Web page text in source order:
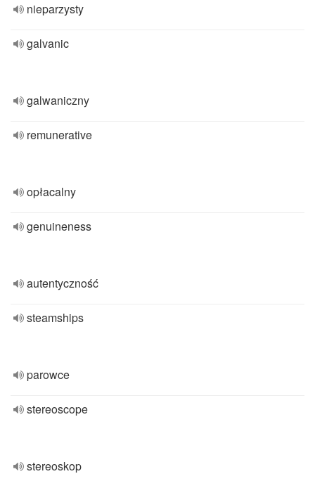
nieparzysty
galvanic
galwaniczny
remunerative
opłacalny
genuineness
autentyczność
steamships
parowce
stereoscope
stereoskop